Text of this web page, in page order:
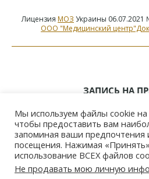
Лицензия МОЗ Украины 06.07.2021
ООО "Медицинский
ЗАПИСЬ НА
Без
09:00 -
Мы используем файлы cookie
чтобы предоставить вам
запоминая ваши предпочтения
посещения. Нажимая
использование ВСЕХ файлов
Не продавать мою личную